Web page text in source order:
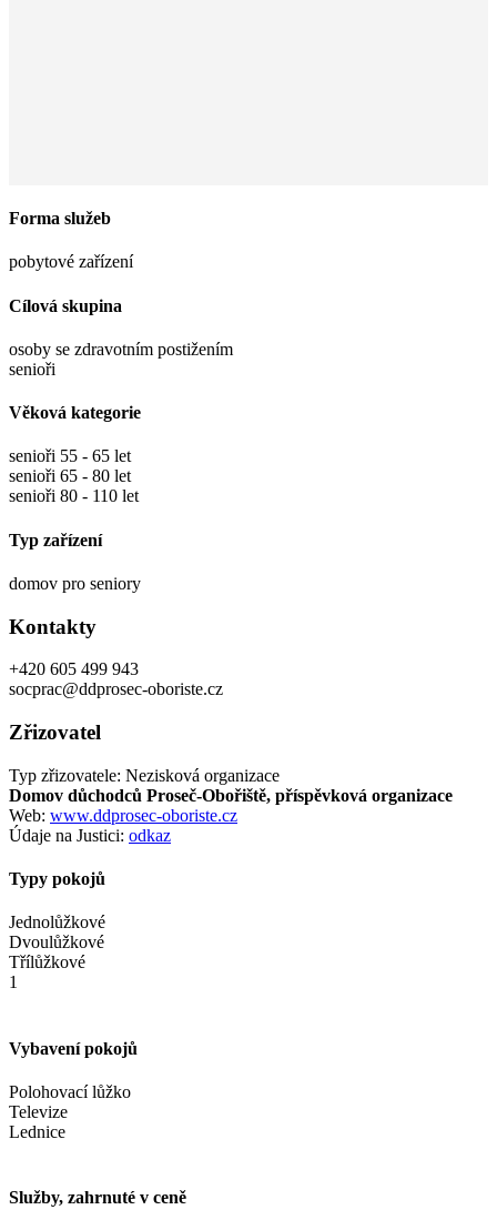
Forma služeb
pobytové zařízení
Cílová skupina
osoby se zdravotním postižením
senioři
Věková kategorie
senioři 55 - 65 let
senioři 65 - 80 let
senioři 80 - 110 let
Typ zařízení
domov pro seniory
Kontakty
+420 605 499 943
socprac@ddprosec-oboriste.cz
Zřizovatel
Typ zřizovatele: Nezisková organizace
Domov důchodců Proseč-Obořiště, příspěvková organizace
Web: www.ddprosec-oboriste.cz
Údaje na Justici: odkaz
Typy pokojů
Jednolůžkové
Dvoulůžkové
Třílůžkové
1
Vybavení pokojů
Polohovací lůžko
Televize
Lednice
Služby, zahrnuté v ceně